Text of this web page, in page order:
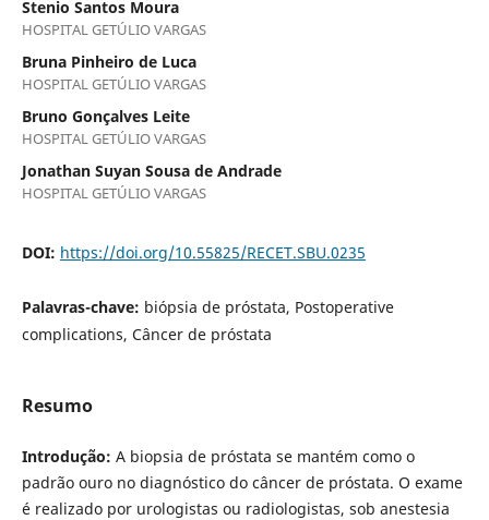
Stenio Santos Moura
HOSPITAL GETÚLIO VARGAS
Bruna Pinheiro de Luca
HOSPITAL GETÚLIO VARGAS
Bruno Gonçalves Leite
HOSPITAL GETÚLIO VARGAS
Jonathan Suyan Sousa de Andrade
HOSPITAL GETÚLIO VARGAS
DOI: https://doi.org/10.55825/RECET.SBU.0235
Palavras-chave: biópsia de próstata, Postoperative
complications, Câncer de próstata
Resumo
Introdução: A biopsia de próstata se mantém como o
padrão ouro no diagnóstico do câncer de próstata. O exame
é realizado por urologistas ou radiologistas, sob anestesia